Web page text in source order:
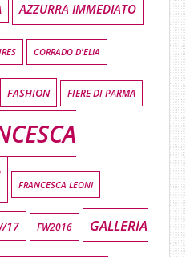
AZZURRA IMMEDIATO
CORRADO D'ELIA
FASHION FIERE DI PARMA
FRANCESCA LEONI
17 FW2016 GALLERIA